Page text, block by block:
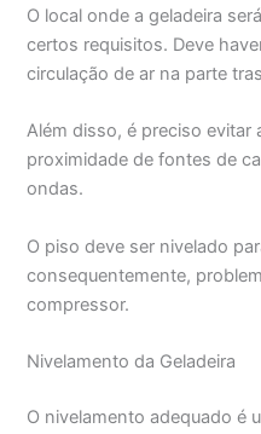
O local onde a geladeira
certos requisitos. Deve
circulação de ar na parte
Além disso, é preciso evitar
proximidade de fontes de
ondas.
O piso deve ser nivelado
consequentemente,
compressor.
Nivelamento da Geladeira
O nivelamento adequado é